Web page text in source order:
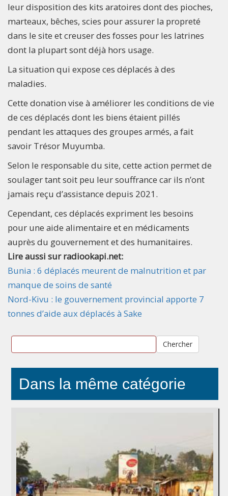
leur disposition des kits aratoires dont des pioches,
marteaux, bêches, scies pour assurer la propreté
dans le site et creuser des fosses pour les latrines
dont la plupart sont déjà hors usage.
La situation qui expose ces déplacés à des
maladies.
Cette donation vise à améliorer les conditions de vie
de ces déplacés dont les biens étaient pillés
pendant les attaques des groupes armés, a fait
savoir Trésor Muyumba.
Selon le responsable du site, cette action permet de
soulager tant soit peu leur souffrance car ils n’ont
jamais reçu d’assistance depuis 2021.
Cependant, ces déplacés expriment les besoins
pour une aide alimentaire et en médicaments
auprès du gouvernement et des humanitaires.
Lire aussi sur radiookapi.net:
Bunia : 6 déplacés meurent de malnutrition et par
manque de soins de santé
Nord-Kivu : le gouvernement provincial apporte 7
tonnes d’aide aux déplacés à Sake
Chercher
Dans la même catégorie